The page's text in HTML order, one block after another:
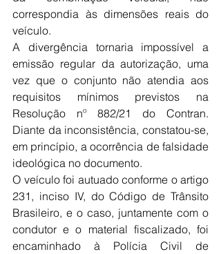
correspondia às dimensões reais do
veículo.
A divergência tornaria impossível a
emissão regular da autorização, uma
vez que o conjunto não atendia aos
requisitos mínimos previstos na
Resolução nº 882/21 do Contran.
Diante da inconsistência, constatou-se,
em princípio, a ocorrência de falsidade
ideológica no documento.
O veículo foi autuado conforme o artigo
231, inciso IV, do Código de Trânsito
Brasileiro, e o caso, juntamente com o
condutor e o material fiscalizado, foi
encaminhado à Polícia Civil de